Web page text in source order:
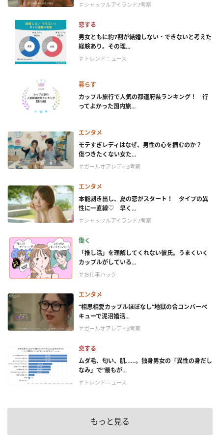
＃シャッフルアイランド7考察
恋する
男女ともに約7割が結婚しない・できないと考えた
経験あり。その理...
＃トレンドニュース
暮らす
カップル旅行で人気の都道府県ランキング！ 行
ってよかった国内旅...
エンタメ
モテすぎレディはなぜ、男性の心を掴むのか？
傷つきたくない女た...
＃ガールオアレディ3考察
エンタメ
本能剥き出し、夏の恋がスタート！ タイプの異
性に一直線♡ 早く...
＃シャッフルアイランド7考察
働く
「推し活」を理解してくれない彼氏。うまくいく
カップルがしている...
＃お仕事ハック
エンタメ
“相思相愛カップルほぼなし”地獄の合コンバーベ
キューで泥沼婚活...
＃ガールオアレディ3考察
恋する
ムダ毛、匂い、肌……。独身男女の「異性の身だし
なみ」で“最もが...
＃トレンドニュース
もっと見る